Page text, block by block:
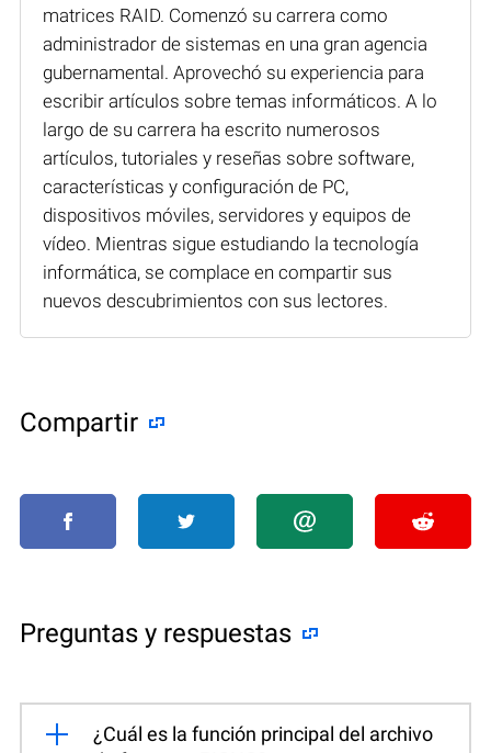
matrices RAID. Comenzó su carrera como
administrador de sistemas en una gran agencia
gubernamental. Aprovechó su experiencia para
escribir artículos sobre temas informáticos. A lo
largo de su carrera ha escrito numerosos
artículos, tutoriales y reseñas sobre software,
características y configuración de PC,
dispositivos móviles, servidores y equipos de
vídeo. Mientras sigue estudiando la tecnología
informática, se complace en compartir sus
nuevos descubrimientos con sus lectores.
Compartir
Preguntas y respuestas
¿Cuál es la función principal del archivo